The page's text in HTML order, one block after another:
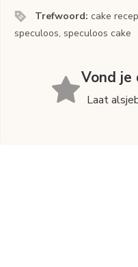
Trefwoord: cake
speculoos, speculoos cake
Vond
Laat